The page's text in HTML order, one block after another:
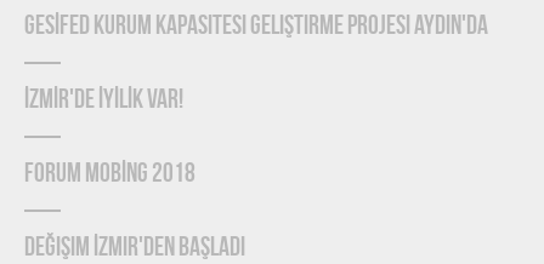
GESİFED Kurum Kapasitesi Geliştirme Projesi Aydın'da
İZMİR'de İYİLİK Var!
FORUM MOBİNG 2018
Değişim İzmir'den Başladı